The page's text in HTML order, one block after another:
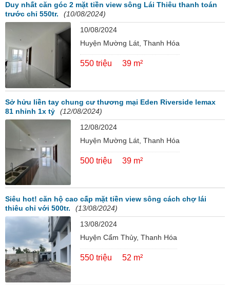
Duy nhất căn góc 2 mặt tiền view sông Lái Thiêu thanh toán
trước chỉ 550tr.
(10/08/2024)
10/08/2024
Huyện Mường Lát, Thanh Hóa
550 triệu 39 m²
Sở hửu liền tay chung cư thương mại Eden Riverside lemax
81 nhỉnh 1x tỷ
(12/08/2024)
12/08/2024
Huyện Mường Lát, Thanh Hóa
500 triệu 39 m²
Siêu hot! căn hộ cao cấp mặt tiền view sông cách chợ lái
thiêu chỉ với 500tr.
(13/08/2024)
13/08/2024
Huyện Cẩm Thủy, Thanh Hóa
550 triệu 52 m²